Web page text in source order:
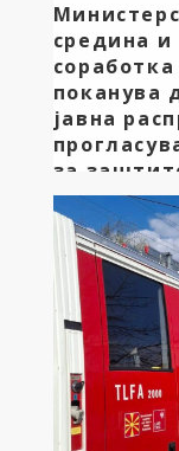
средина
поканува
јавна
за
планирање
поканува да
Нацрт Закон
за заштитено
природа.
почеток во
сотаноци во